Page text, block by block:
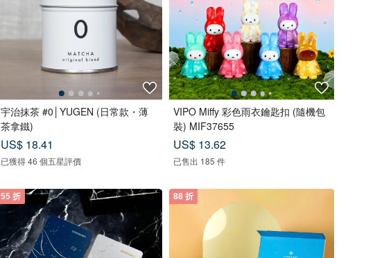
宇治抹茶 #0│YUGEN (日常款・薄
茶拿鐵)
US$ 18.41
已獲得 46 個五星評價
VIPO Miffy 彩色雨衣鑰匙扣 (隨機包
裝) MIF37655
US$ 13.62
已售出 185 件
55 折 88 折